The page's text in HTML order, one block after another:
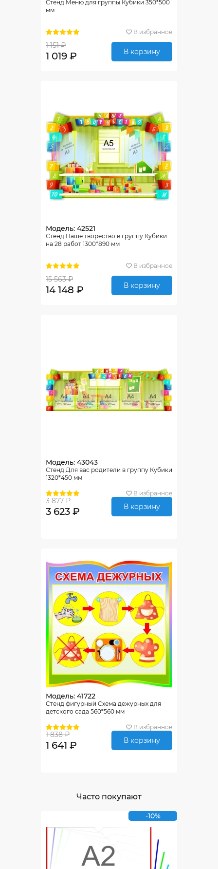
Стенд Меню для группы Кубики 350*500
мм
В избранное
1 151 ₽
1 019 ₽ В корзину
Модель: 42521
Стенд Наше творество в группу Кубики
на 28 работ 1300*890 мм
В избранное
15 563 ₽
14 148 ₽ В корзину
Модель: 43043
Стенд Для вас родители в группу Кубики
1320*450 мм
В избранное
3 877 ₽
3 623 ₽ В корзину
Модель: 41722
Стенд фигурный Схема дежурных для
детского сада 560*560 мм
В избранное
1 838 ₽
1 641 ₽ В корзину
Часто покупают
-10%